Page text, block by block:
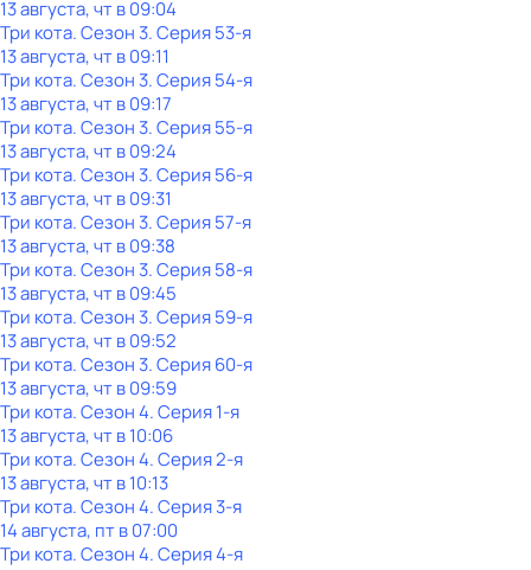
13 августа, чт в 09:04
Три кота. Сезон 3. Серия 53-я
13 августа, чт в 09:11
Три кота. Сезон 3. Серия 54-я
13 августа, чт в 09:17
Три кота. Сезон 3. Серия 55-я
13 августа, чт в 09:24
Три кота. Сезон 3. Серия 56-я
13 августа, чт в 09:31
Три кота. Сезон 3. Серия 57-я
13 августа, чт в 09:38
Три кота. Сезон 3. Серия 58-я
13 августа, чт в 09:45
Три кота. Сезон 3. Серия 59-я
13 августа, чт в 09:52
Три кота. Сезон 3. Серия 60-я
13 августа, чт в 09:59
Три кота. Сезон 4. Серия 1-я
13 августа, чт в 10:06
Три кота. Сезон 4. Серия 2-я
13 августа, чт в 10:13
Три кота. Сезон 4. Серия 3-я
14 августа, пт в 07:00
Три кота. Сезон 4. Серия 4-я